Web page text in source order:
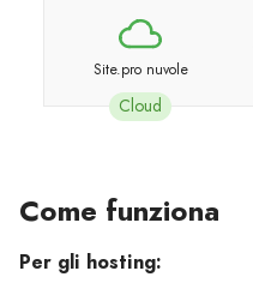
Site.pro nuvole
Cloud
Come funziona
Per gli hosting: